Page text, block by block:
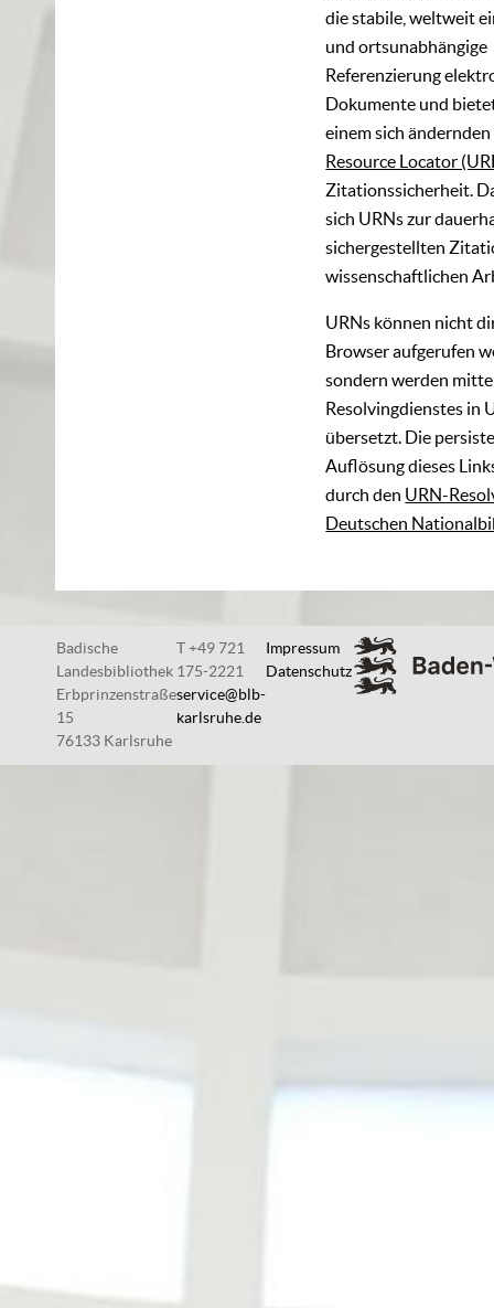
die stabile, weltweit
und ortsunabhängige
Referenzierung
Dokumente und
einem sich ändernden
Resource Locator
Zitationssicherheit.
sich URNs zur
sichergestellten
wissenschaftlichen
URNs können nicht
Browser aufgerufen
sondern werden
Resolvingdienstes in
übersetzt. Die
Auflösung dieses
durch den URN-
Deutschen
Badische
Landesbibliothek
Erbprinzenstraße
15
76133 Karlsruhe
T +49 721
175-2221
service@blb-
karlsruhe.de
Impressum
Datenschutz